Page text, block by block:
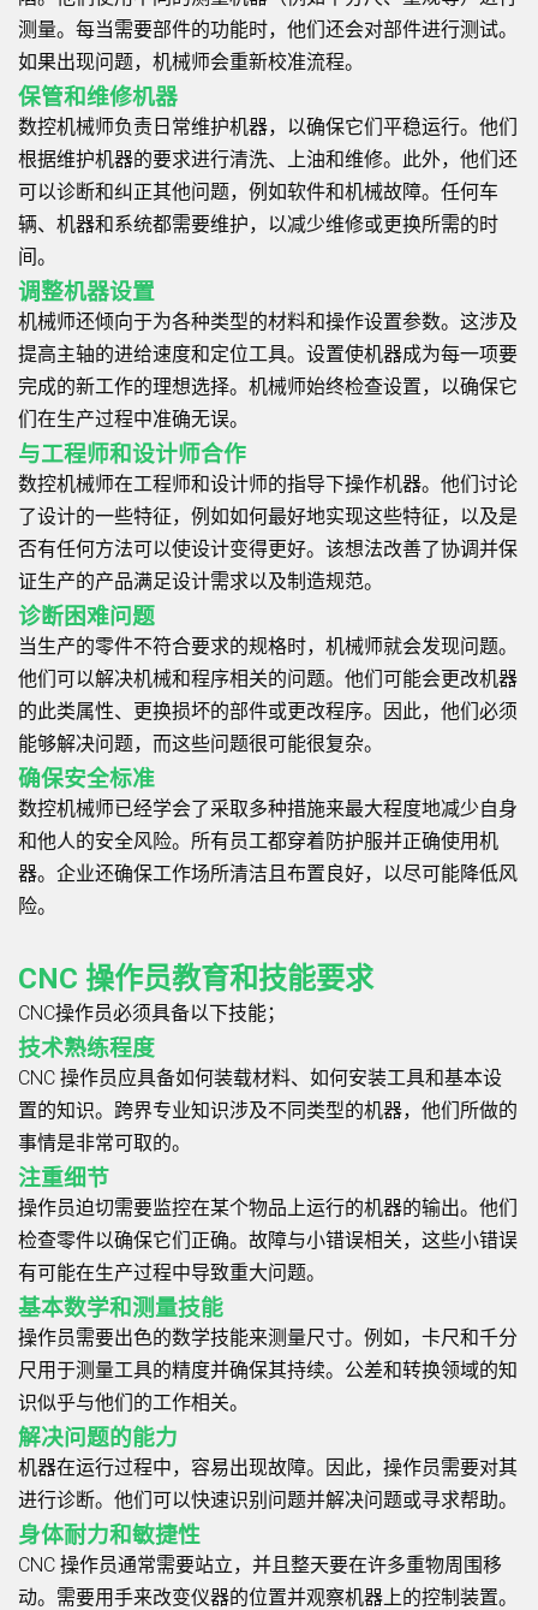
测量。每当需要部件的功能时，他们还会对部件进行测试。
如果出现问题，机械师会重新校准流程。
保管和维修机器
数控机械师负责日常维护机器，以确保它们平稳运行。他们
根据维护机器的要求进行清洗、上油和维修。此外，他们还
可以诊断和纠正其他问题，例如软件和机械故障。任何车
辆、机器和系统都需要维护，以减少维修或更换所需的时
间。
调整机器设置
机械师还倾向于为各种类型的材料和操作设置参数。这涉及
提高主轴的进给速度和定位工具。设置使机器成为每一项要
完成的新工作的理想选择。机械师始终检查设置，以确保它
们在生产过程中准确无误。
与工程师和设计师合作
数控机械师在工程师和设计师的指导下操作机器。他们讨论
了设计的一些特征，例如如何最好地实现这些特征，以及是
否有任何方法可以使设计变得更好。该想法改善了协调并保
证生产的产品满足设计需求以及制造规范。
诊断困难问题
当生产的零件不符合要求的规格时，机械师就会发现问题。
他们可以解决机械和程序相关的问题。他们可能会更改机器
的此类属性、更换损坏的部件或更改程序。因此，他们必须
能够解决问题，而这些问题很可能很复杂。
确保安全标准
数控机械师已经学会了采取多种措施来最大程度地减少自身
和他人的安全风险。所有员工都穿着防护服并正确使用机
器。企业还确保工作场所清洁且布置良好，以尽可能降低风
险。
CNC 操作员教育和技能要求
CNC操作员必须具备以下技能；
技术熟练程度
CNC 操作员应具备如何装载材料、如何安装工具和基本设
置的知识。跨界专业知识涉及不同类型的机器，他们所做的
事情是非常可取的。
注重细节
操作员迫切需要监控在某个物品上运行的机器的输出。他们
检查零件以确保它们正确。故障与小错误相关，这些小错误
有可能在生产过程中导致重大问题。
基本数学和测量技能
操作员需要出色的数学技能来测量尺寸。例如，卡尺和千分
尺用于测量工具的精度并确保其持续。公差和转换领域的知
识似乎与他们的工作相关。
解决问题的能力
机器在运行过程中，容易出现故障。因此，操作员需要对其
进行诊断。他们可以快速识别问题并解决问题或寻求帮助。
身体耐力和敏捷性
CNC 操作员通常需要站立，并且整天要在许多重物周围移
动。需要用手来改变仪器的位置并观察机器上的控制装置。